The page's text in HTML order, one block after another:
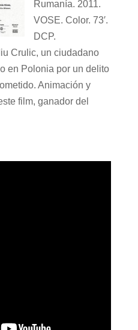
Rumanía. 2011.
VOSE. Color. 73′.
DCP.
Crulic, un ciudadano
en Polonia por un delito
Animación y
film, ganador del